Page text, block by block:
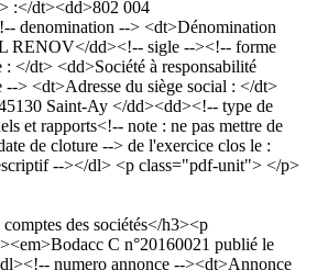
:</dt><dd>802 004
denomination --> <dt>Dénomination
RENOV</dd><!-- sigle --><!-- forme
</dt> <dd>Société à responsabilité
> <dt>Adresse du siège social : </dt>
Saint-Ay </dd><dd><!-- type de
et rapports<!-- note : ne pas mettre de
de cloture --> de l'exercice clos le :
--></dl> <p class="pdf-unit"> </p>
des sociétés</h3><p
C n°20160021 publié le
numero annonce --><dt>Annonce